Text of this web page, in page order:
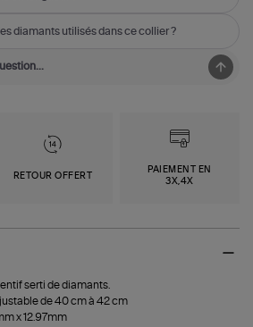
diamants utilisés dans ce collier ?
RETOUR OFFERT
PAIEMENT EN
3X,4X
serti de diamants.
de 40 cm à 42 cm
x 12.97mm